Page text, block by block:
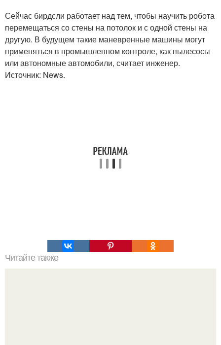
Сейчас бирдсли работает над тем, чтобы научить робота
перемещаться со стены на потолок и с одной стены на
другую. В будущем такие маневренные машины могут
применяться в промышленном контроле, как пылесосы
или автономные автомобили, считает инженер.
Источник: News.
Читайте также